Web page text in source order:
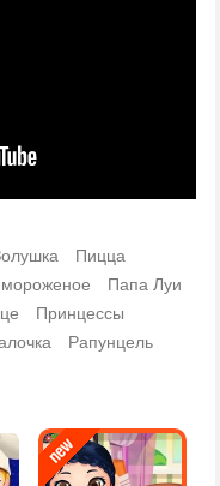
Пицца
Папа Луи
Принцессы
Рапунцель